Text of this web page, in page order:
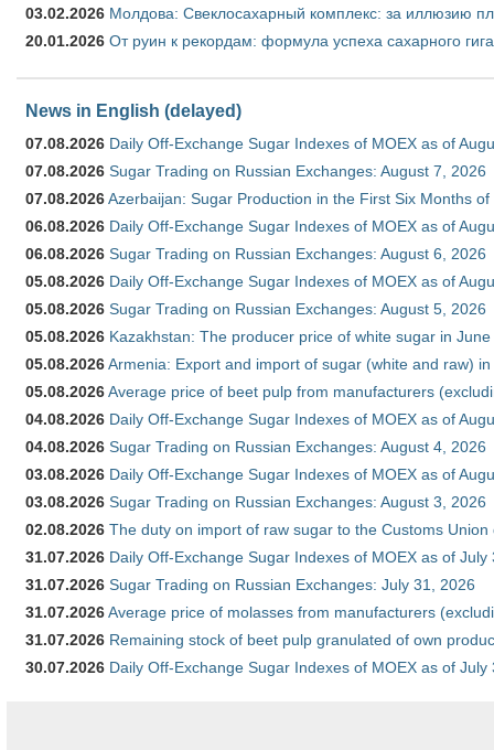
03.02.2026 Молдова: Свеклосахарный комплекс: за иллюзию
20.01.2026 От руин к рекордам: формула успеха сахарного
News in English (delayed)
07.08.2026 Daily Off-Exchange Sugar Indexes of MOEX as of
07.08.2026 Sugar Trading on Russian Exchanges: August 7, 2026
07.08.2026Azerbaijan: Sugar Production in the First Six Months of
06.08.2026 Daily Off-Exchange Sugar Indexes of MOEX as of
06.08.2026 Sugar Trading on Russian Exchanges: August 6, 2026
05.08.2026 Daily Off-Exchange Sugar Indexes of MOEX as of
05.08.2026 Sugar Trading on Russian Exchanges: August 5, 2026
05.08.2026 Kazakhstan: The producer price of white sugar in
05.08.2026Armenia: Export and import of sugar (white and raw)
05.08.2026Average price of beet pulp from manufacturers
04.08.2026 Daily Off-Exchange Sugar Indexes of MOEX as of
04.08.2026 Sugar Trading on Russian Exchanges: August 4, 2026
03.08.2026 Daily Off-Exchange Sugar Indexes of MOEX as of
03.08.2026 Sugar Trading on Russian Exchanges: August 3, 2026
02.08.2026 The duty on import of raw sugar to the Customs
31.07.2026 Daily Off-Exchange Sugar Indexes of MOEX as of July
31.07.2026 Sugar Trading on Russian Exchanges: July 31, 2026
31.07.2026Average price of molasses from manufacturers
31.07.2026 Remaining stock of beet pulp granulated of own
30.07.2026 Daily Off-Exchange Sugar Indexes of MOEX as of July